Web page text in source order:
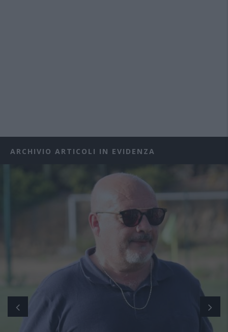
ARCHIVIO ARTICOLI IN EVIDENZA